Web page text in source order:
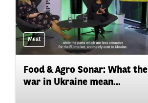
Meat
Food & Agro Sonar: What the
war in Ukraine mean...